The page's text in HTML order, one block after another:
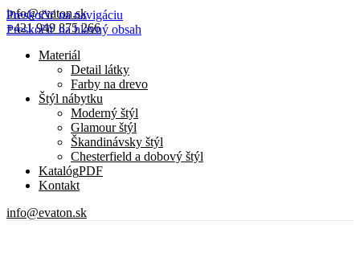
Preskočiť na navigáciu
Preskočiť na hlavný obsah
info@evaton.sk
+421 949 875 266
Materiál
Detail látky
Farby na drevo
Štýl nábytku
Moderný štýl
Glamour štýl
Škandinávsky štýl
Chesterfield a dobový štýl
KatalógPDF
Kontakt
info@evaton.sk